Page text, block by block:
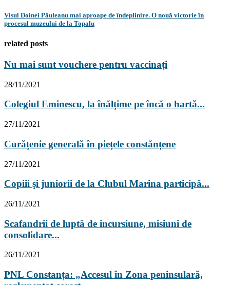
Visul Doinei Păuleanu mai aproape de îndeplinire. O nouă victorie în
procesul muzeului de la Topalu
related posts
Nu mai sunt vouchere pentru vaccinați
28/11/2021
Colegiul Eminescu, la înălțime pe încă o hartă...
27/11/2021
Curățenie generală în piețele constănțene
27/11/2021
Copiii şi juniorii de la Clubul Marina participă...
26/11/2021
Scafandrii de luptă de incursiune, misiuni de
consolidare...
26/11/2021
PNL Constanța: „Accesul în Zona peninsulară,